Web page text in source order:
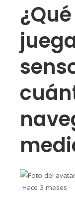
Hace 3 meses